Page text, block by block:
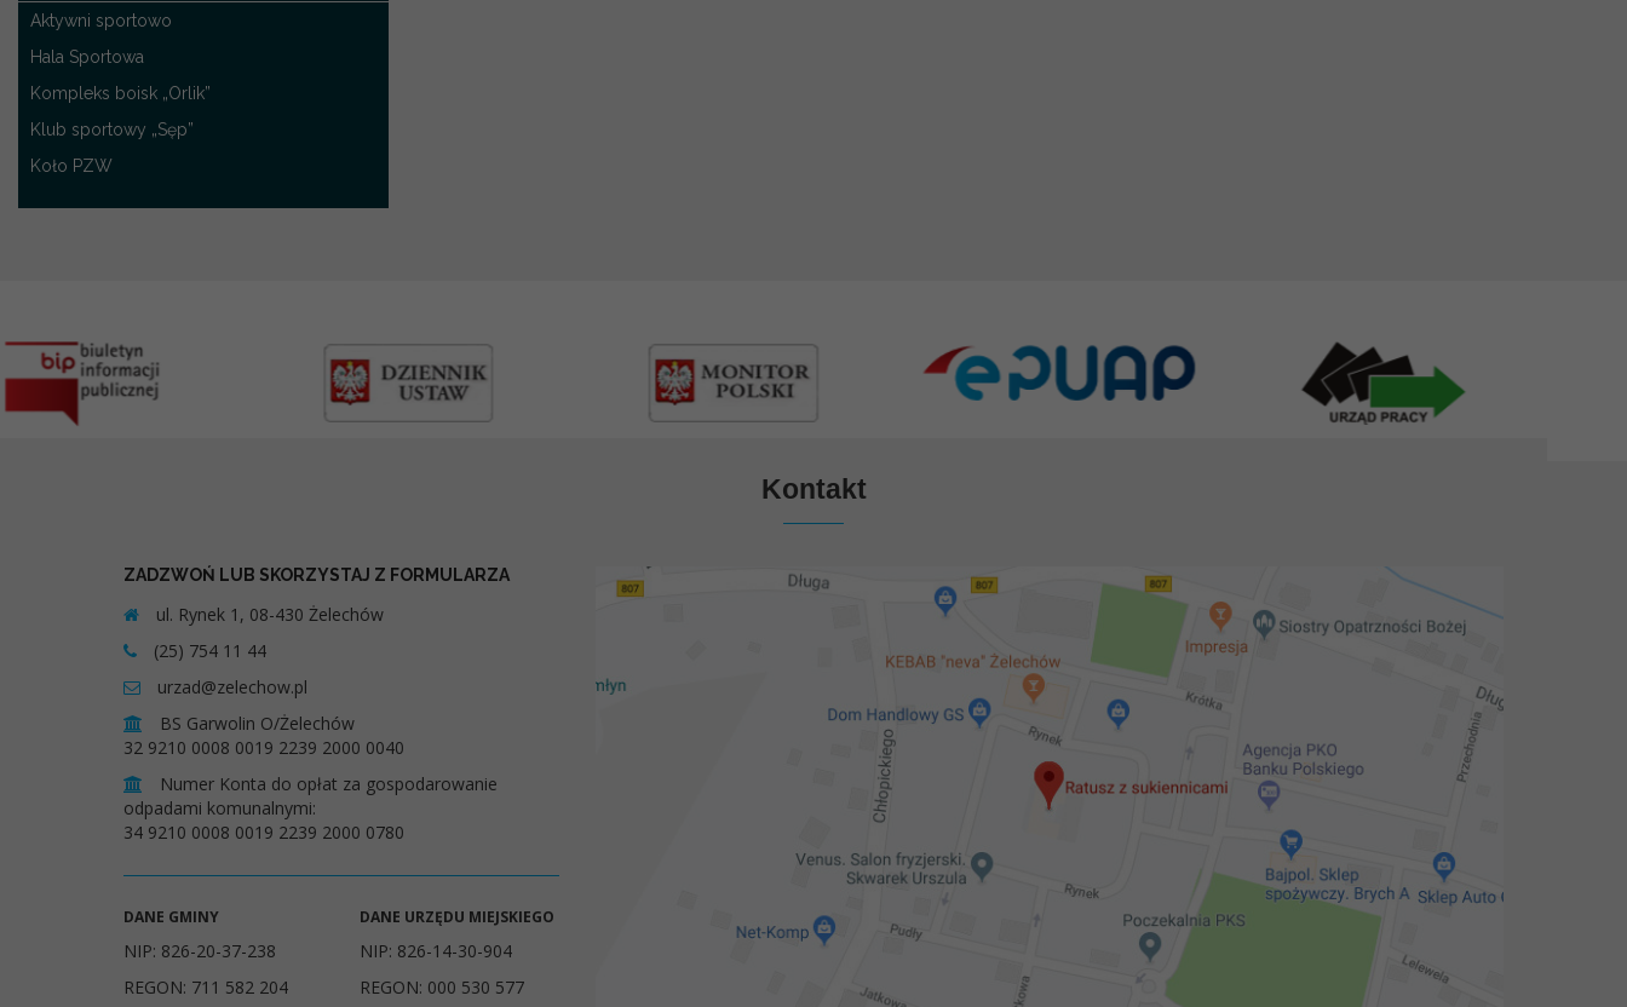
Aktywni sportowo
Hala Sportowa
Kompleks boisk „Orlik”
Klub sportowy „Sęp”
Koło PZW
Kontakt
ZADZWOŃ LUB SKORZYSTAJ Z FORMULARZA
ul. Rynek 1, 08-430 Żelechów
(25) 754 11 44
urzad@zelechow.pl
BS Garwolin O/Żelechów
32 9210 0008 0019 2239 2000 0040
Numer Konta do opłat za gospodarowanie
odpadami komunalnymi:
34 9210 0008 0019 2239 2000 0780
DANE GMINY
NIP: 826-20-37-238
REGON: 711 582 204
DANE URZĘDU MIEJSKIEGO
NIP: 826-14-30-904
REGON: 000 530 577